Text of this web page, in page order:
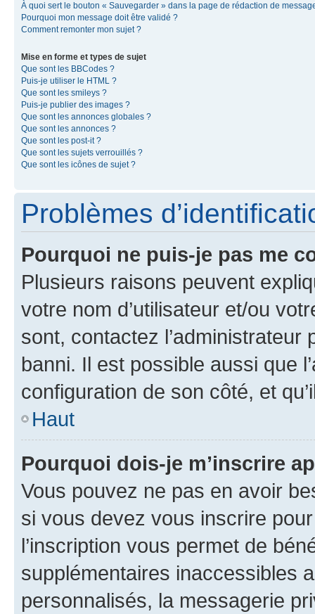
À quoi sert le bouton « Sauvegarder » dans la page de rédaction de
Pourquoi mon message doit être validé ?
Comment remonter mon sujet ?
Mise en forme et types de sujet
Que sont les BBCodes ?
Puis-je utiliser le HTML ?
Que sont les smileys ?
Puis-je publier des images ?
Que sont les annonces globales ?
Que sont les annonces ?
Que sont les post-it ?
Que sont les sujets verrouillés ?
Que sont les icônes de sujet ?
Problèmes
Pourquoi ne puis-je pas me
Plusieurs raisons peuvent
votre nom d’utilisateur et/ou
sont, contactez l’administrateur
banni. Il est possible aussi que
configuration de son côté, et
Haut
Pourquoi dois-je m’inscrire
Vous pouvez ne pas en avoir
si vous devez vous inscrire
l’inscription vous permet de
supplémentaires inaccessibles
personnalisés, la messagerie